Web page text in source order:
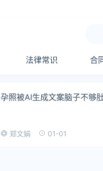
法律常识 合
孕照被AI生成文案脑子不够
郑文娟 01-01